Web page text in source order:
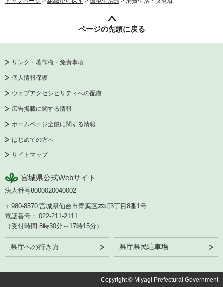
ページの先頭に戻る
リンク・著作権・免責事項
個人情報保護
ウェブアクセシビリティへの配慮
広告掲載に関する情報
ホームページ全般に関する情報
はじめての方へ
サイトマップ
宮城県公式Webサイト
法人番号8000020040002
〒980-8570 宮城県仙台市青葉区本町3丁目8番1号
電話番号： 022-211-2111
（受付時間 8時30分～17時15分）
県庁への行き方 県庁県民駐車場
Copyright © Miyagi Prefectural Government